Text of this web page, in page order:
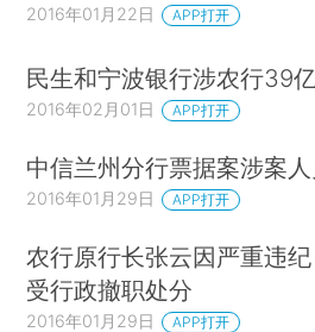
2016年01月22日 APP打开
民生和宁波银行涉农行39
2016年02月01日 APP打开
中信兰州分行票据案涉案
2016年01月29日 APP打开
农行原行长张云因严重违纪
受行政撤职处分
2016年01月29日 APP打开